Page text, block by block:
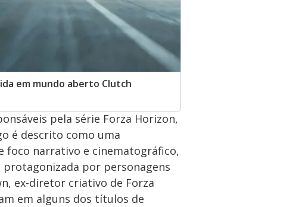
em mundo aberto Clutch
pela série Forza Horizon,
é descrito como uma
foco narrativo e cinematográfico,
por personagens
ex-diretor criativo de Forza
em alguns dos títulos de